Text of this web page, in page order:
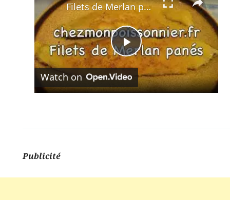
Play
Video
Filets de Merlan panés
Watch on
Publicité